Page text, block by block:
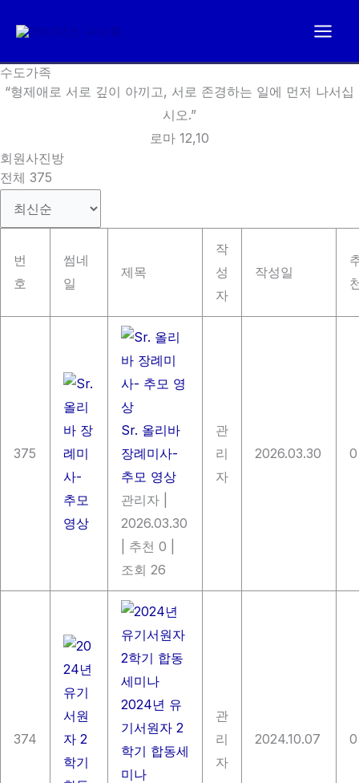
로
뛰
기
수도가족
“형제애로 서로 깊이 아끼고, 서로 존경하는 일에 먼저 나서십
시오.”
로마 12,10
회원사진방
전체 375
번
호
썸네
일
제목
작
성
자
작성일
375
Sr. 올리바
장례미사-
추모 영상
관리자
2026.03.30
추천 0
조회 26
관
리
자
2026.03.30 0
374
2024년 유
기서원자 2
학기 합동세
미나
관
리
자
2024.10.07 0